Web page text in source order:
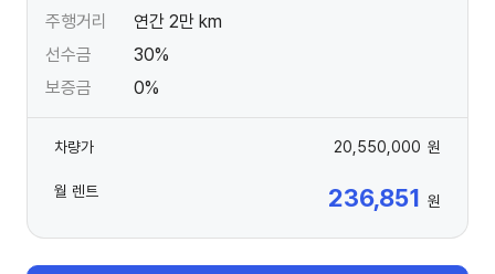
주행거리
연간 2만 km
선수금
30%
보증금
0%
차량가 20,550,000 원
월 렌트 236,851 원